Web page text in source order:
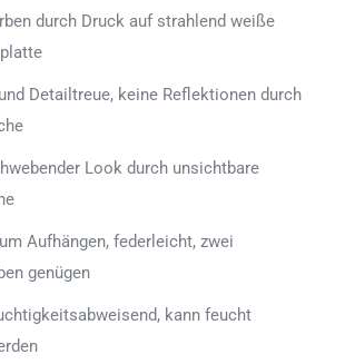
durch Druck auf strahlend weiße
Detailtreue, keine Reflektionen durch
Look durch unsichtbare
Aufhängen, federleicht, zwei
genügen
kann feucht